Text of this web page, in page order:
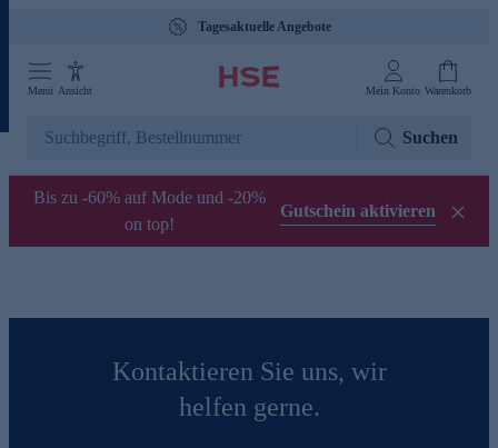
Tagesaktuelle Angebote
Menü Ansicht Mein Konto Warenkorb
Suchen
Bis zu -60% auf Mode und -20%
on top!
Gutschein aktivieren
Kontaktieren Sie uns, wir
helfen gerne.